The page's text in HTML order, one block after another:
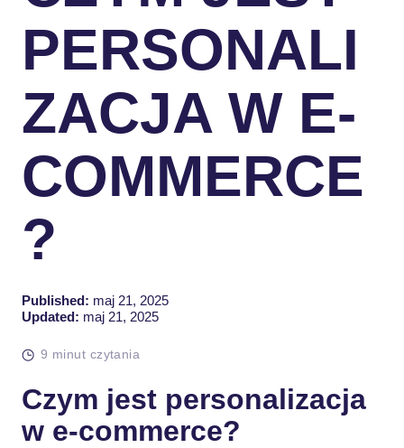
PERSONALI
ZACJA W E-
COMMERCE
?
Published: maj 21, 2025
Updated: maj 21, 2025
9 minut czytania
Czym jest personalizacja
w e-commerce?